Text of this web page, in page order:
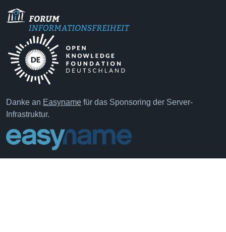
Danke an Easyname für das Sponsoring der Server-
Infrastruktur.